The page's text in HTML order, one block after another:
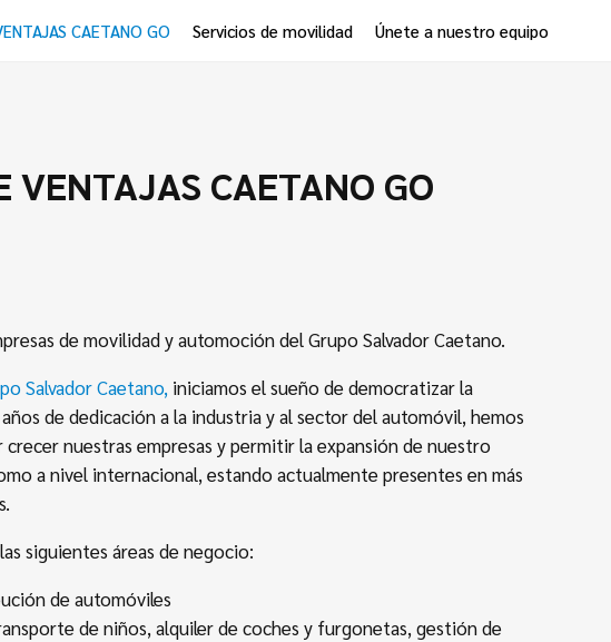
CAETANO GO Servicios de movilidad Únete a nuestro equipo
VENTAJAS CAETANO GO
de movilidad y automoción del Grupo Salvador Caetano.
Salvador Caetano, iniciamos el sueño de democratizar la
de dedicación a la industria y al sector del automóvil, hemos
crecer nuestras empresas y permitir la expansión de nuestro
a nivel internacional, estando actualmente presentes en más
siguientes áreas de negocio:
de automóviles
de niños, alquiler de coches y furgonetas, gestión de